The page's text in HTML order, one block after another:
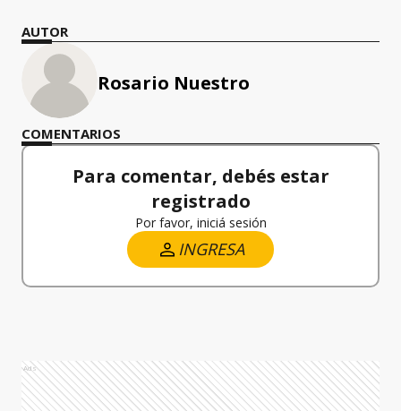
AUTOR
Rosario Nuestro
COMENTARIOS
Para comentar, debés estar
registrado
Por favor, iniciá sesión
INGRESA
Ads